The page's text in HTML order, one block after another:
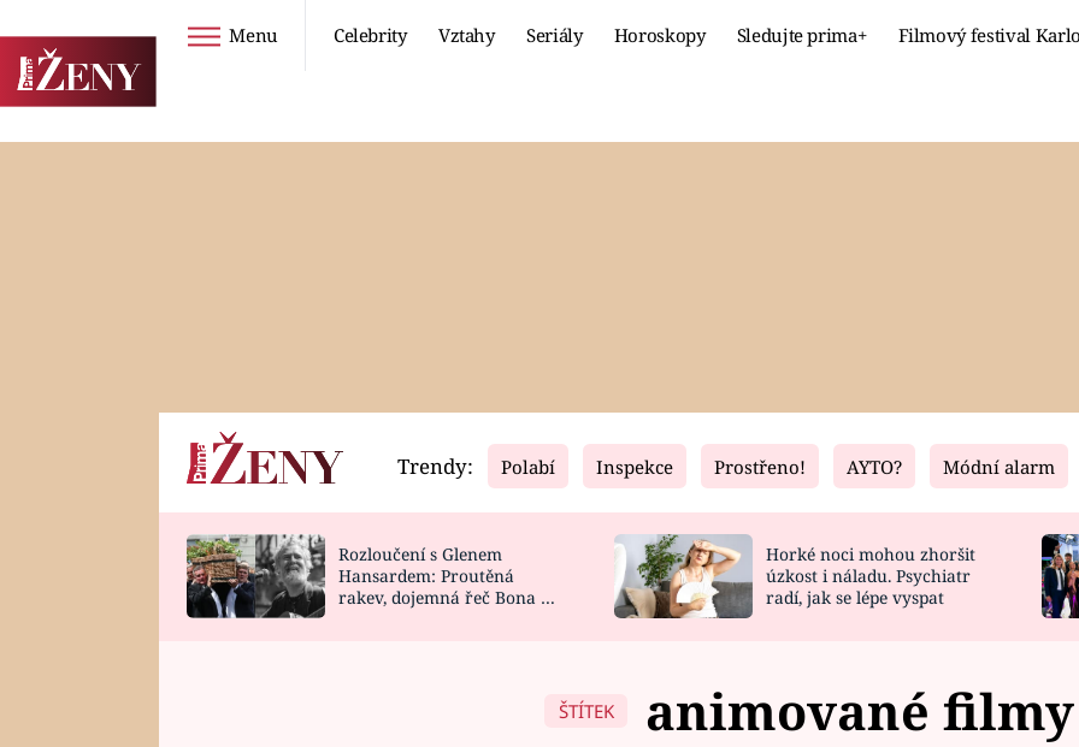
Menu Celebrity Vztahy Seriály Horoskopy Sledujte prima+ Filmový festival
Horoskopy
HOROSKOP NA
Video
CELEBRITY
VAŘENÍ
Fresh
NOVINKY
VIDEORECEPTY
Living
ZAHRADA
DESIGN
Trendy: Polabí Inspekce Prostřeno! AYTO? Módní alarm
Rozloučení s Glenem
Hansardem: Proutěná
rakev, dojemná řeč Bona a
Horké noci mohou zhoršit
úzkost i náladu. Psychiatr
radí, jak se lépe vyspat
ŠTÍTEK animované filmy